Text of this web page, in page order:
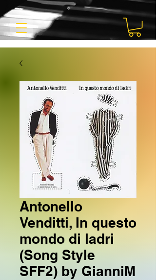
Antonello
Venditti, In questo
mondo di ladri
(Song Style
SFF2) by GianniM